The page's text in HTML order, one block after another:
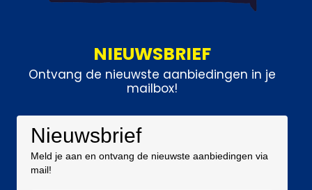
NIEUWSBRIEF
Ontvang de nieuwste aanbiedingen in je
mailbox!
Nieuwsbrief
Meld je aan en ontvang de nieuwste aanbiedingen via
mail!